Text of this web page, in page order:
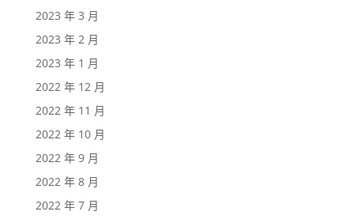
2023 年 3 月
2023 年 2 月
2023 年 1 月
2022 年 12 月
2022 年 11 月
2022 年 10 月
2022 年 9 月
2022 年 8 月
2022 年 7 月